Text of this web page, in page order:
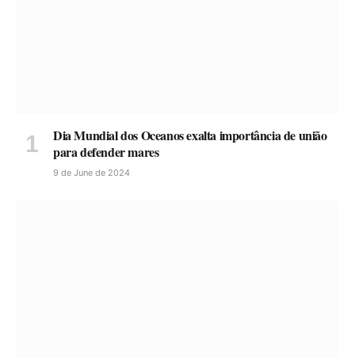
Dia Mundial dos Oceanos exalta importância de união
para defender mares
9 de June de 2024